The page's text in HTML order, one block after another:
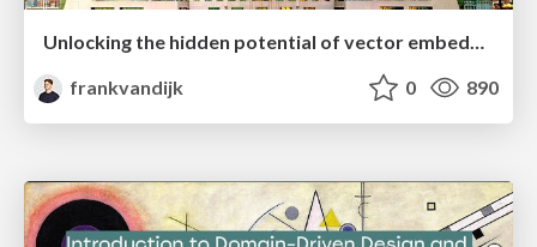
Unlocking the hidden potential of vector embeddings in international SEO
frankvandijk
0 890